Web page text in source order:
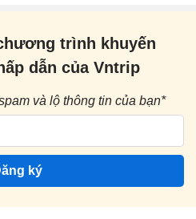
trình khuyến
dẫn của Vntrip
và lộ thông tin của bạn*
ký